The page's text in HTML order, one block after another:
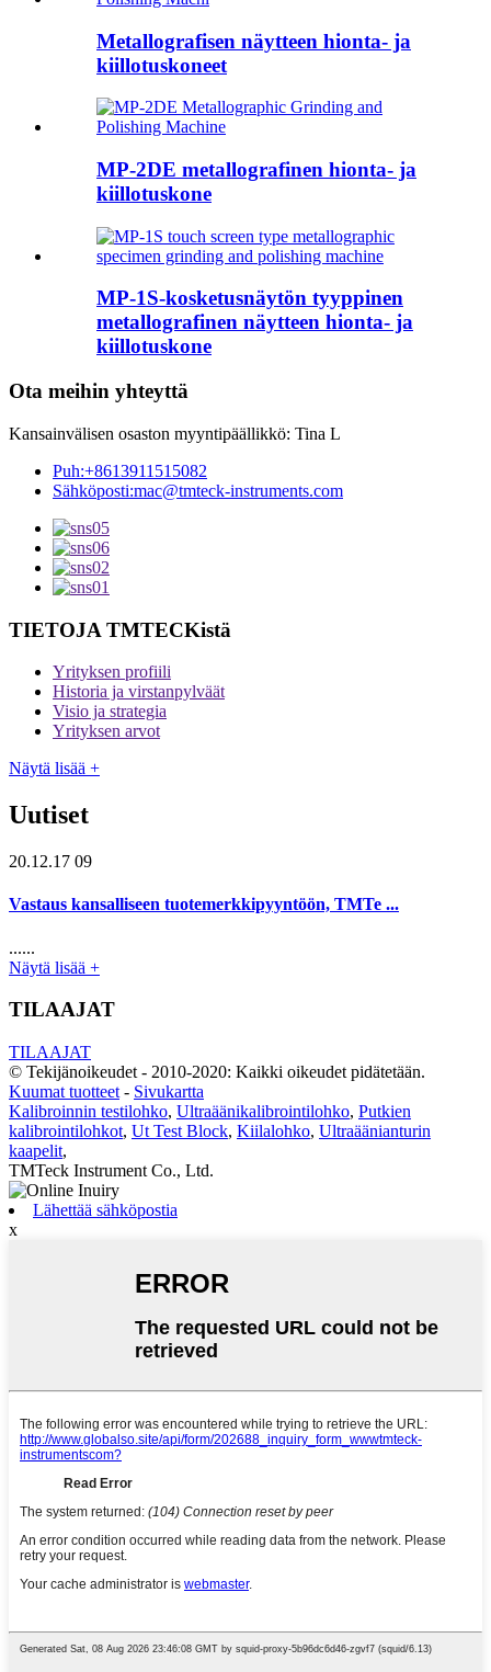
Metallografisen näytteen hionta- ja
kiillotuskoneet
MP-2DE metallografinen hionta- ja
kiillotuskone
MP-1S-kosketusnäytön tyyppinen
metallografinen näytteen hionta- ja
kiillotuskone
Ota meihin yhteyttä
Kansainvälisen osaston myyntipäällikkö: Tina L
Puh:+8613911515082
Sähköposti:mac@tmteck-instruments.com
TIETOJA TMTECKistä
Yrityksen profiili
Historia ja virstanpylväät
Visio ja strategia
Yrityksen arvot
Näytä lisää +
Uutiset
20.12.17 09
Vastaus kansalliseen tuotemerkkipyyntöön, TMTe ...
......
Näytä lisää +
TILAAJAT
TILAAJAT
© Tekijänoikeudet - 2010-2020: Kaikki oikeudet pidätetään.
Kuumat tuotteet - Sivukartta
Kalibroinnin testilohko, Ultraäänikalibrointilohko, Putkien
kalibrointilohkot, Ut Test Block, Kiilalohko, Ultraäänianturin
kaapelit,
TMTeck Instrument Co., Ltd.
Lähettää sähköpostia
x